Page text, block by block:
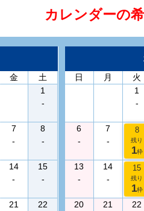
カレンダーの
金
土
1
-
7
-
8
-
14
-
15
-
21
22
日
月 火
1
-
6
-
7
-
8
残り
1枠
13
-
14
-
15
残り
1枠
20
21
22